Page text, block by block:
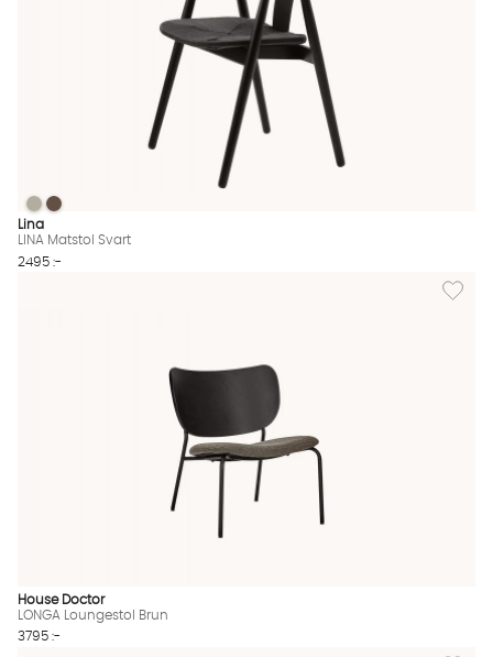
LINA Matstol Svart Finns även i dessa färger:
LINA Matstol Svart
LINA Matstol Svart
Lina
LINA Matstol Svart
2495 :-
Lägg
House Doctor
LONGA Loungestol Brun
3795 :-